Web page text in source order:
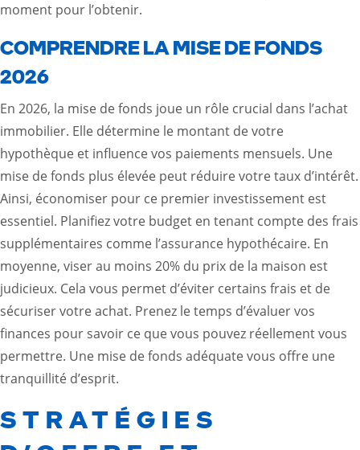
moment pour l’obtenir.
COMPRENDRE LA MISE DE FONDS
2026
En 2026, la mise de fonds joue un rôle crucial dans l’achat
immobilier. Elle détermine le montant de votre
hypothèque et influence vos paiements mensuels. Une
mise de fonds plus élevée peut réduire votre taux d’intérêt.
Ainsi, économiser pour ce premier investissement est
essentiel. Planifiez votre budget en tenant compte des frais
supplémentaires comme l’assurance hypothécaire. En
moyenne, viser au moins 20% du prix de la maison est
judicieux. Cela vous permet d’éviter certains frais et de
sécuriser votre achat. Prenez le temps d’évaluer vos
finances pour savoir ce que vous pouvez réellement vous
permettre. Une mise de fonds adéquate vous offre une
tranquillité d’esprit.
STRATÉGIES